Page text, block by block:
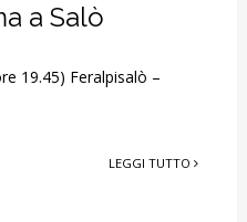
a Salò
19.45) Feralpisalò –
LEGGI TUTTO